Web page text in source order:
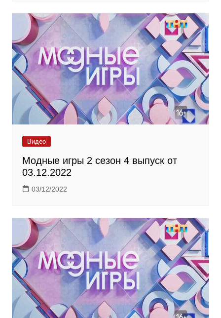
Видео
Модные игры 2 сезон 4 выпуск от
03.12.2022
03/12/2022